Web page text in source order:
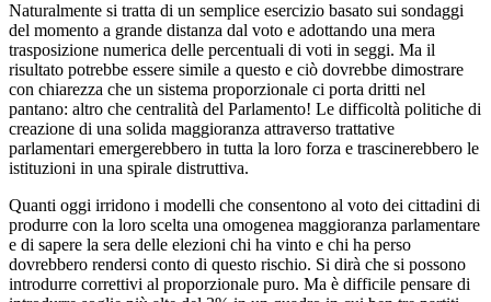
Naturalmente si tratta di un semplice esercizio basato sui sondaggi
del momento a grande distanza dal voto e adottando una mera
trasposizione numerica delle percentuali di voti in seggi. Ma il
risultato potrebbe essere simile a questo e ciò dovrebbe dimostrare
con chiarezza che un sistema proporzionale ci porta dritti nel
pantano: altro che centralità del Parlamento! Le difficoltà politiche di
creazione di una solida maggioranza attraverso trattative
parlamentari emergerebbero in tutta la loro forza e trascinerebbero le
istituzioni in una spirale distruttiva.
Quanti oggi irridono i modelli che consentono al voto dei cittadini di
produrre con la loro scelta una omogenea maggioranza parlamentare
e di sapere la sera delle elezioni chi ha vinto e chi ha perso
dovrebbero rendersi conto di questo rischio. Si dirà che si possono
introdurre correttivi al proporzionale puro. Ma è difficile pensare di